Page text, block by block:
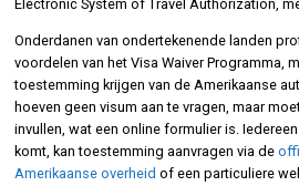
Electronic System of Travel Authorization,
Onderdanen van ondertekenende landen
voordelen van het Visa Waiver Programma,
toestemming krijgen van de Amerikaanse
hoeven geen visum aan te vragen, maar
invullen, wat een online formulier is.
komt, kan toestemming aanvragen via de
Amerikaanse overheid of een particuliere